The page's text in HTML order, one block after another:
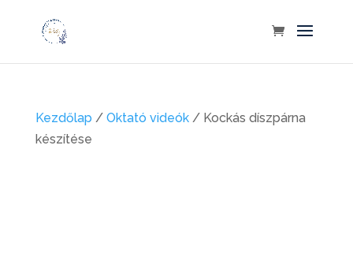
Kezdőlap / Oktató videók/ Kockás díszpárna
készítése